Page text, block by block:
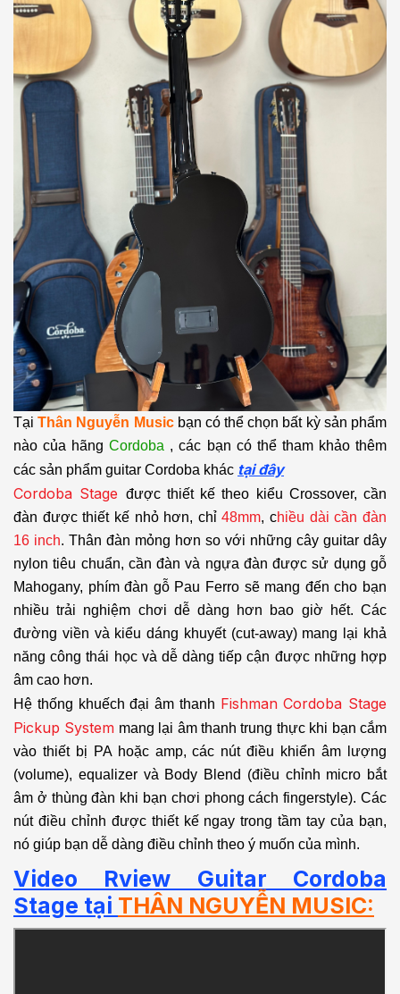
TạiThân Nguyễn Musicbạn có thể chọn bất kỳ sản phẩm
nào của hãngCordoba , các bạn có thể tham khảo thêm
các sản phẩm guitar Cordoba khác tại đây
Cordoba Stage được thiết kế theo kiểu Crossover, cần
đàn được thiết kế nhỏ hơn, chỉ48mm, chiều dài cần đàn
16 inch. Thân đàn mỏng hơn so với những cây guitar dây
nylon tiêu chuẩn, cần đàn và ngựa đàn được sử dụng gỗ
Mahogany, phím đàn gỗ Pau Ferro sẽ mang đến cho bạn
nhiều trải nghiệm chơi dễ dàng hơn bao giờ hết. Các
đường viền và kiểu dáng khuyết (cut-away) mang lại khả
năng công thái học và dễ dàng tiếp cận được những hợp
âm cao hơn.
Hệ thống khuếch đại âm thanh Fishman Cordoba Stage
Pickup System mang lại âm thanh trung thực khi bạn cắm
vào thiết bị PA hoặc amp, các nút điều khiển âm lượng
(volume), equalizer và Body Blend (điều chỉnh micro bắt
âm ở thùng đàn khi bạn chơi phong cách fingerstyle). Các
nút điều chỉnh được thiết kế ngay trong tầm tay của bạn,
nó giúp bạn dễ dàng điều chỉnh theo ý muốn của mình.
Video Rview Guitar Cordoba
Stage tại THÂN NGUYỄN MUSIC: